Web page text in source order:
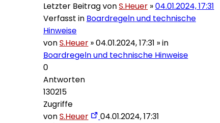
Letzter Beitrag vonS.Heuer »04.01.2024, 17:31
Verfasst in Boardregeln und technische
Hinweise
vonS.Heuer »04.01.2024, 17:31 » in
Boardregeln und technische Hinweise
0
Antworten
130215
Zugriffe
vonS.Heuer 04.01.2024, 17:31